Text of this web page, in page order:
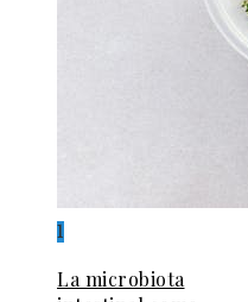
1
La microbiota